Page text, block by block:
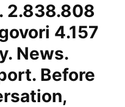
2.838.808
4.157
News.
Before